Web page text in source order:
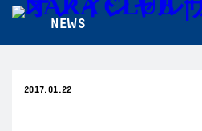
NEWS
2017.01.22